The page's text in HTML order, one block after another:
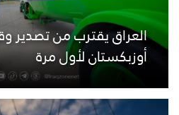
العراق يقترب من تصدير
أوزبكستان لأول مرة